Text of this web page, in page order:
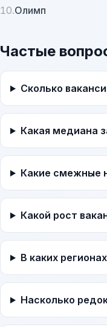
10.Олимп
Частые
Сколько
Какая медиана
Какие смежные
Какой рост
В каких
Насколько